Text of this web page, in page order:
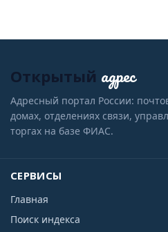
Открытый адрес
Адресный портал России:
домах, отделениях связи,
торгах на базе ФИАС.
СЕРВИСЫ
Главная
Поиск индекса